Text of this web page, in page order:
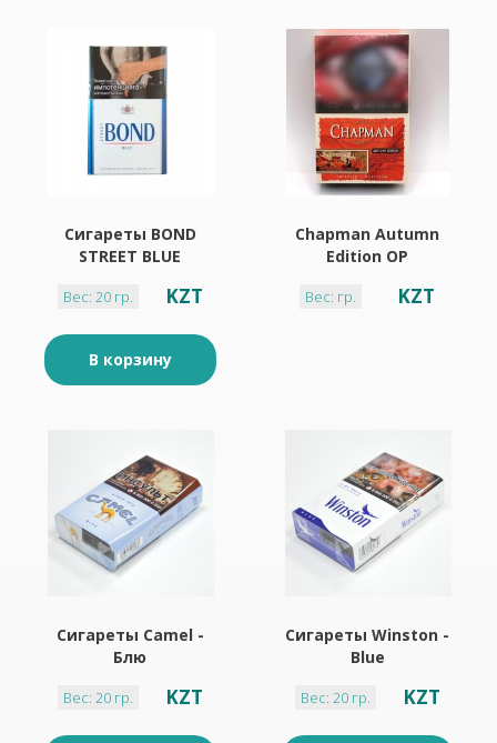
Сигареты BOND
STREET BLUE
Вес: 20 гр. KZT
В корзину
Chapman Autumn
Edition OP
Вес: гр. KZT
Сигареты Camel -
Блю
Вес: 20 гр. KZT
Сигареты Winston -
Blue
Вес: 20 гр. KZT